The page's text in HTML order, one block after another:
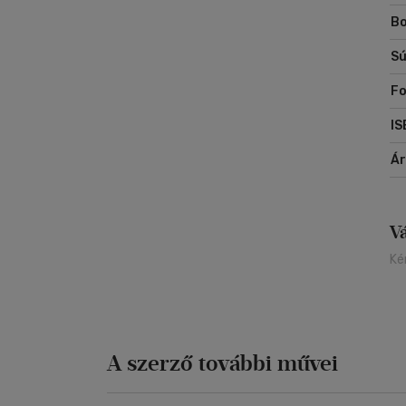
A szerző további művei